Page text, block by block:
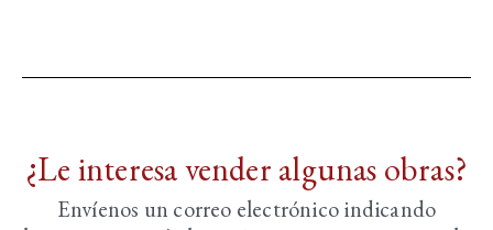
¿Le interesa vender algunas obras?
Envíenos un correo electrónico indicando